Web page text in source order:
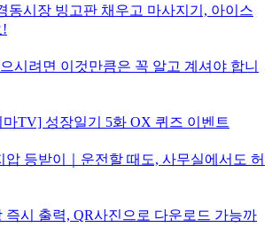
동시장 빙고판 채우고 마사지기, 아이스
!
시려면 이것만큼은 꼭 알고 계셔야 합니
TV] 성장일기 5화 OX 퀴즈 이벤트
압 등받이｜운전할 때도, 사무실에서도 허
즉시 출력, QR사진으로 다운로드 가능까